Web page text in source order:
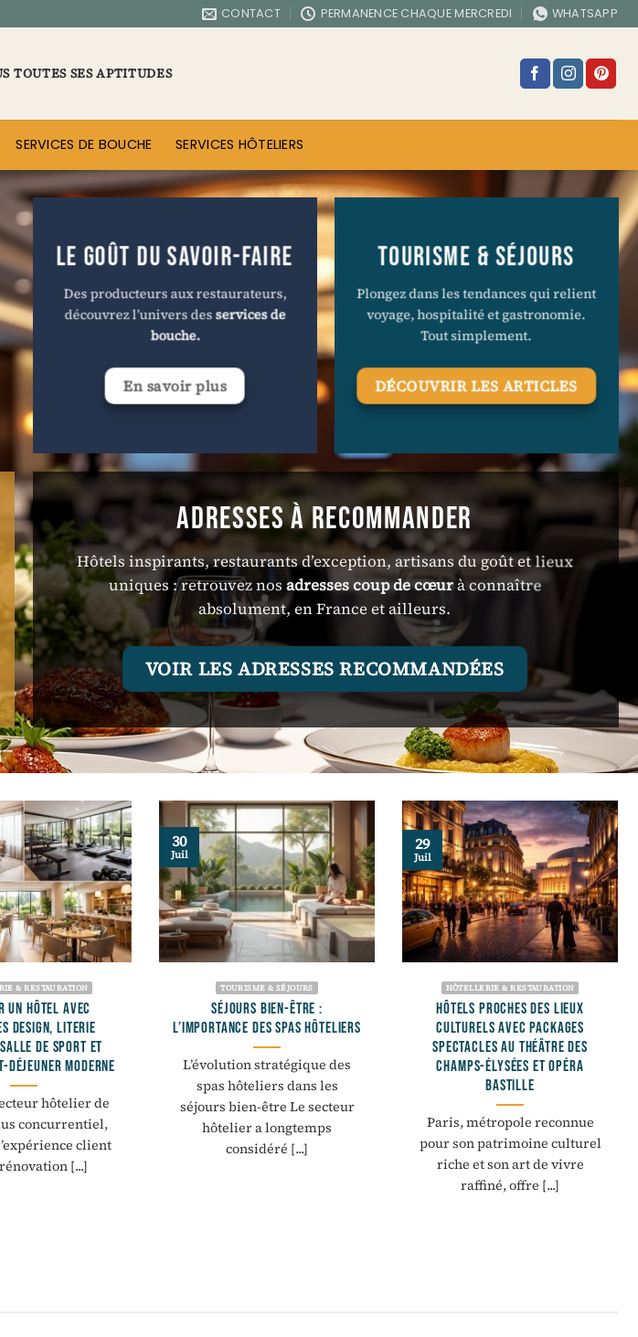
CONTACT PERMANENCE CHAQUE MERCREDI WHATSAPP
TOUTES SES APTITUDES
SERVICES DE BOUCHE SERVICES HÔTELIERS
LE GOÛT DU SAVOIR-FAIRE
Des producteurs aux restaurateurs,
découvrez l’univers des services de
bouche.
En savoir plus
TOURISME & SÉJOURS
Plongez dans les tendances qui relient
voyage, hospitalité et gastronomie.
Tout simplement.
DÉCOUVRIR LES ARTICLES
ADRESSES À RECOMMANDER
Hôtels inspirants, restaurants d’exception, artisans du goût et lieux
uniques : retrouvez nosadresses coup de cœurà connaître
absolument, en France et ailleurs.
VOIR LES ADRESSES RECOMMANDÉES
& RESTAURATION
UN HÔTEL AVEC
DESIGN, LITERIE
DE SPORT ET
DÉJEUNER MODERNE
hôtelier de
concurrentiel,
client
[...]
TOURISME & SÉJOURS
SÉJOURS BIEN-ÊTRE :
L’IMPORTANCE DES SPAS HÔTELIERS
L’évolution stratégique des
spas hôteliers dans les
séjours bien-être Le secteur
hôtelier a longtemps
considéré [...]
30
Juil
HÔTELLERIE & RESTAURATION
HÔTELS PROCHES DES LIEUX
CULTURELS AVEC PACKAGES
SPECTACLES AU THÉÂTRE DES
CHAMPS-ÉLYSÉES ET OPÉRA
BASTILLE
Paris, métropole reconnue
pour son patrimoine culturel
riche et son art de vivre
raffiné, offre [...]
29
Juil